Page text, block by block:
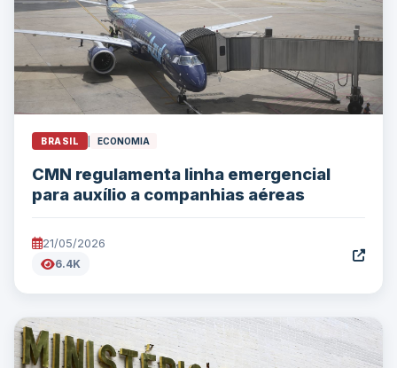
BRASIL ECONOMIA
CMN regulamenta linha emergencial
para auxílio a companhias aéreas
21/05/2026
6.4K